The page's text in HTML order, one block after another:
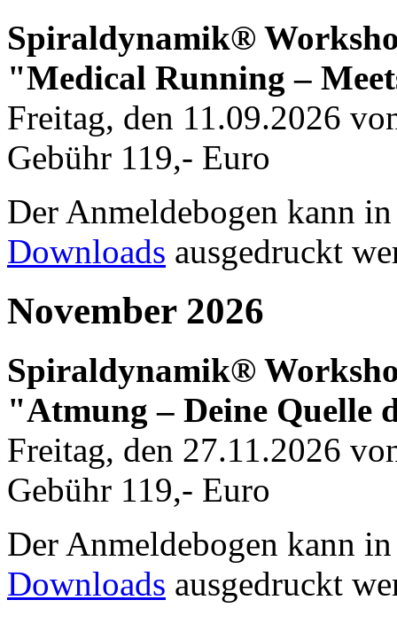
Spiraldynamik®
"Medical Running –
Freitag, den 11.09.2026
Gebühr 119,- Euro
Der Anmeldebogen kann
Downloads ausgedruckt
November 2026
Spiraldynamik®
"Atmung – Deine Quelle
Freitag, den 27.11.2026
Gebühr 119,- Euro
Der Anmeldebogen kann
Downloads ausgedruckt